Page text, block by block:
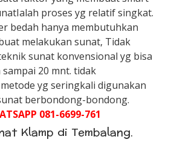
proses yg relatif singkat.
bedah hanya membutuhkan
melakukan sunat, Tidak
sunat konvensional yg bisa
20 mnt. tidak
yg seringkali digunakan
berbondong-bondong.
081-6699-761
Klamp di Tembalang.